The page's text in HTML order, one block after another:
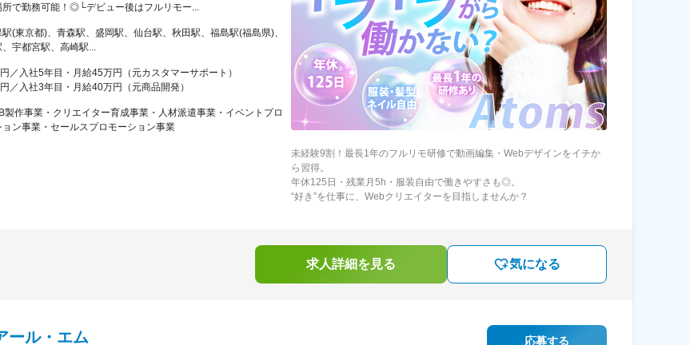
所で勤務可能！◎└デビュー後はフルリモー...
駅(東京都)、青森駅、盛岡駅、仙台駅、秋田駅、福島駅(福島県)、
、宇都宮駅、高崎駅...
／入社5年目・月給45万円（元カスタマーサポート）
／入社3年目・月給40万円（元商品開発）
製作事業・クリエイター育成事業・人材派遣事業・イベントプロ
ョン事業・セールスプロモーション事業
未経験9割！最長1年のフルリモ研修で動画編集・Webデザインをイチか
ら習得。
年休125日・残業月5h・服装自由で働きやすさも◎。
“好き”を仕事に、Webクリエイターを目指しませんか？
求人詳細を見る 気になる
ール・エム 応募する